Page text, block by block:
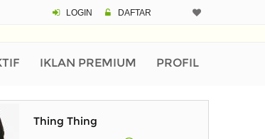
LOGIN DAFTAR
IKLAN PREMIUM PROFILPinjaman (PIN)
Thing Thing